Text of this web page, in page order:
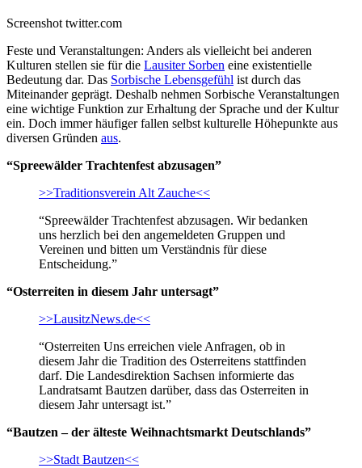
Screenshot twitter.com
Feste und Veranstaltungen: Anders als vielleicht bei anderen
Kulturen stellen sie für die Lausiter Sorben eine existentielle
Bedeutung dar. Das Sorbische Lebensgefühl ist durch das
Miteinander geprägt. Deshalb nehmen Sorbische Veranstaltungen
eine wichtige Funktion zur Erhaltung der Sprache und der Kultur
ein. Doch immer häufiger fallen selbst kulturelle Höhepunkte aus
diversen Gründen aus.
“Spreewälder Trachtenfest abzusagen”
>>Traditionsverein Alt Zauche<<
“Spreewälder Trachtenfest abzusagen. Wir bedanken
uns herzlich bei den angemeldeten Gruppen und
Vereinen und bitten um Verständnis für diese
Entscheidung.”
“Osterreiten in diesem Jahr untersagt”
>>LausitzNews.de<<
“Osterreiten Uns erreichen viele Anfragen, ob in
diesem Jahr die Tradition des Osterreitens stattfinden
darf. Die Landesdirektion Sachsen informierte das
Landratsamt Bautzen darüber, dass das Osterreiten in
diesem Jahr untersagt ist.”
“Bautzen – der älteste Weihnachtsmarkt Deutschlands”
>>Stadt Bautzen<<